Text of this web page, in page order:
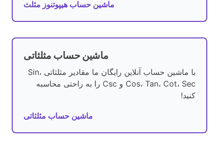
ماشین حساب هیپوتنوز مثلث
ماشین حساب مثلثاتی
با ماشین حساب آنلاین رایگان ما مقادیر مثلثاتی Sin،
Cos، Tan، Cot، Sec و Csc را به راحتی محاسبه
کنید!
ماشین حساب مثلثاتی